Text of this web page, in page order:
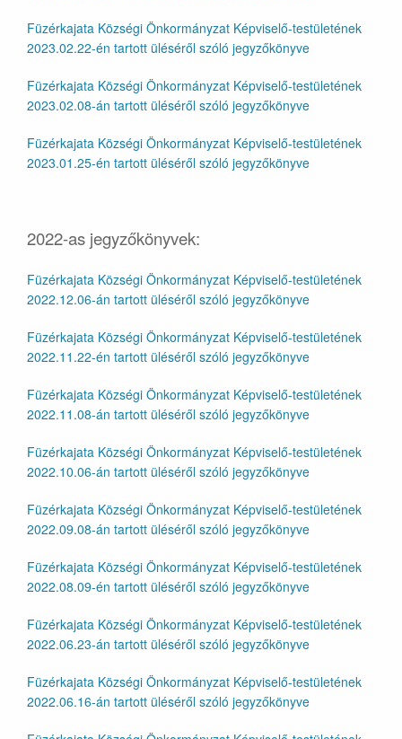
Füzérkajata Községi Önkormányzat Képviselő-testületének
2023.02.22-én tartott üléséről szóló jegyzőkönyve
Füzérkajata Községi Önkormányzat Képviselő-testületének
2023.02.08-án tartott üléséről szóló jegyzőkönyve
Füzérkajata Községi Önkormányzat Képviselő-testületének
2023.01.25-én tartott üléséről szóló jegyzőkönyve
2022-as jegyzőkönyvek:
Füzérkajata Községi Önkormányzat Képviselő-testületének
2022.12.06-án tartott üléséről szóló jegyzőkönyve
Füzérkajata Községi Önkormányzat Képviselő-testületének
2022.11.22-én tartott üléséről szóló jegyzőkönyve
Füzérkajata Községi Önkormányzat Képviselő-testületének
2022.11.08-án tartott üléséről szóló jegyzőkönyve
Füzérkajata Községi Önkormányzat Képviselő-testületének
2022.10.06-án tartott üléséről szóló jegyzőkönyve
Füzérkajata Községi Önkormányzat Képviselő-testületének
2022.09.08-án tartott üléséről szóló jegyzőkönyve
Füzérkajata Községi Önkormányzat Képviselő-testületének
2022.08.09-én tartott üléséről szóló jegyzőkönyve
Füzérkajata Községi Önkormányzat Képviselő-testületének
2022.06.23-án tartott üléséről szóló jegyzőkönyve
Füzérkajata Községi Önkormányzat Képviselő-testületének
2022.06.16-án tartott üléséről szóló jegyzőkönyve